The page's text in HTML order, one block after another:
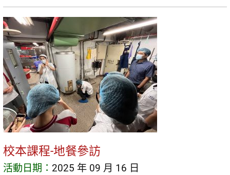
校本課程-地餐參訪
活動日期： 2025 年 09 月 16 日